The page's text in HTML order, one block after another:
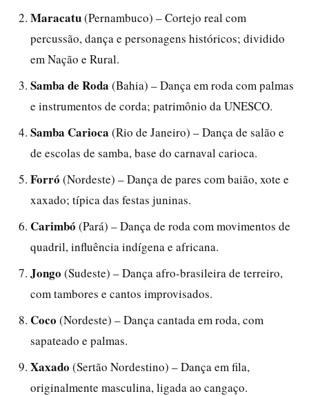
Maracatu(Pernambuco) – Cortejo real com
percussão, dança e personagens históricos; dividido
em Nação e Rural.
Samba de Roda (Bahia) – Dança em roda com palmas
e instrumentos de corda; patrimônio da UNESCO.
Samba Carioca (Rio de Janeiro) – Dança de salão e
de escolas de samba, base do carnaval carioca.
Forró (Nordeste) – Dança de pares com baião, xote e
xaxado; típica das festas juninas.
Carimbó (Pará) – Dança de roda com movimentos de
quadril, influência indígena e africana.
Jongo (Sudeste) – Dança afro-brasileira de terreiro,
com tambores e cantos improvisados.
Coco (Nordeste) – Dança cantada em roda, com
sapateado e palmas.
Xaxado (Sertão Nordestino) – Dança em fila,
originalmente masculina, ligada ao cangaço.